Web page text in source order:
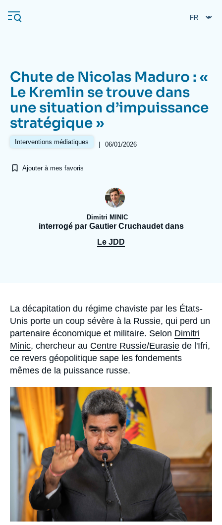
au
contenu
Navigation
principale
L'Ifri
Analyses
Se connecter
Chute de Nicolas Maduro : «
Le Kremlin se trouve dans
une situation d’impuissance
stratégique »
Interventions médiatiques | 06/01/2026
Ajouter à mes favoris
Dimitri MINIC
interrogé par Gautier Cruchaudet dans
Le JDD
Accroche
La décapitation du régime chaviste par les États-
Unis porte un coup sévère à la Russie, qui perd un
partenaire économique et militaire. Selon Dimitri
Minic, chercheur au Centre Russie/Eurasie de l'Ifri,
ce revers géopolitique sape les fondements
mêmes de la puissance russe.
Image
principale
médiatique